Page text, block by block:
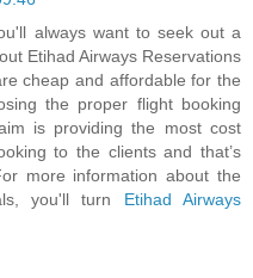
always want to seek out a
Etihad Airways Reservations
cheap and affordable for the
the proper flight booking
is providing the most cost
to the clients and that’s
more information about the
you'll turn Etihad Airways